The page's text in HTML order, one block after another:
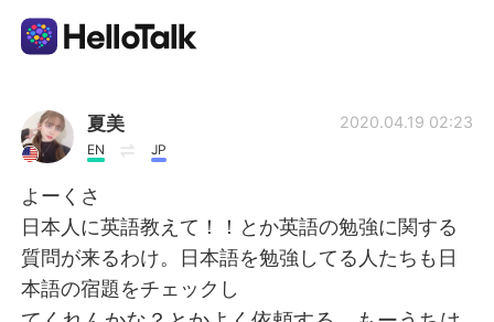
Language Exchange App
AI Grammar Checker
English
夏美
EN JP
2020.04.19 02:23
よーくさ
日本人に英語教えて！！とか英語の勉強に関する
質問が来るわけ。日本語を勉強してる人たちも日
本語の宿題をチェックし